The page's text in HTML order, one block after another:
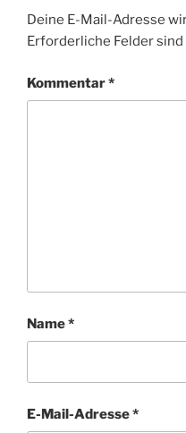
Deine E-Mail-Adresse
Erforderliche Felder
Kommentar*
Name*
E-Mail-Adresse*